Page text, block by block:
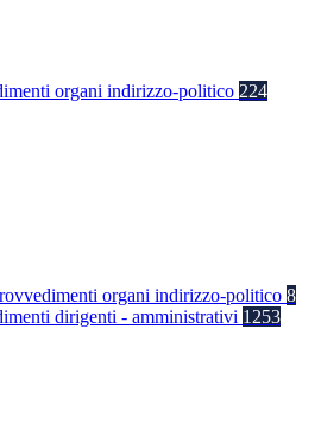
organi indirizzo-politico 224
organi indirizzo-politico 8
dirigenti - amministrativi 1253